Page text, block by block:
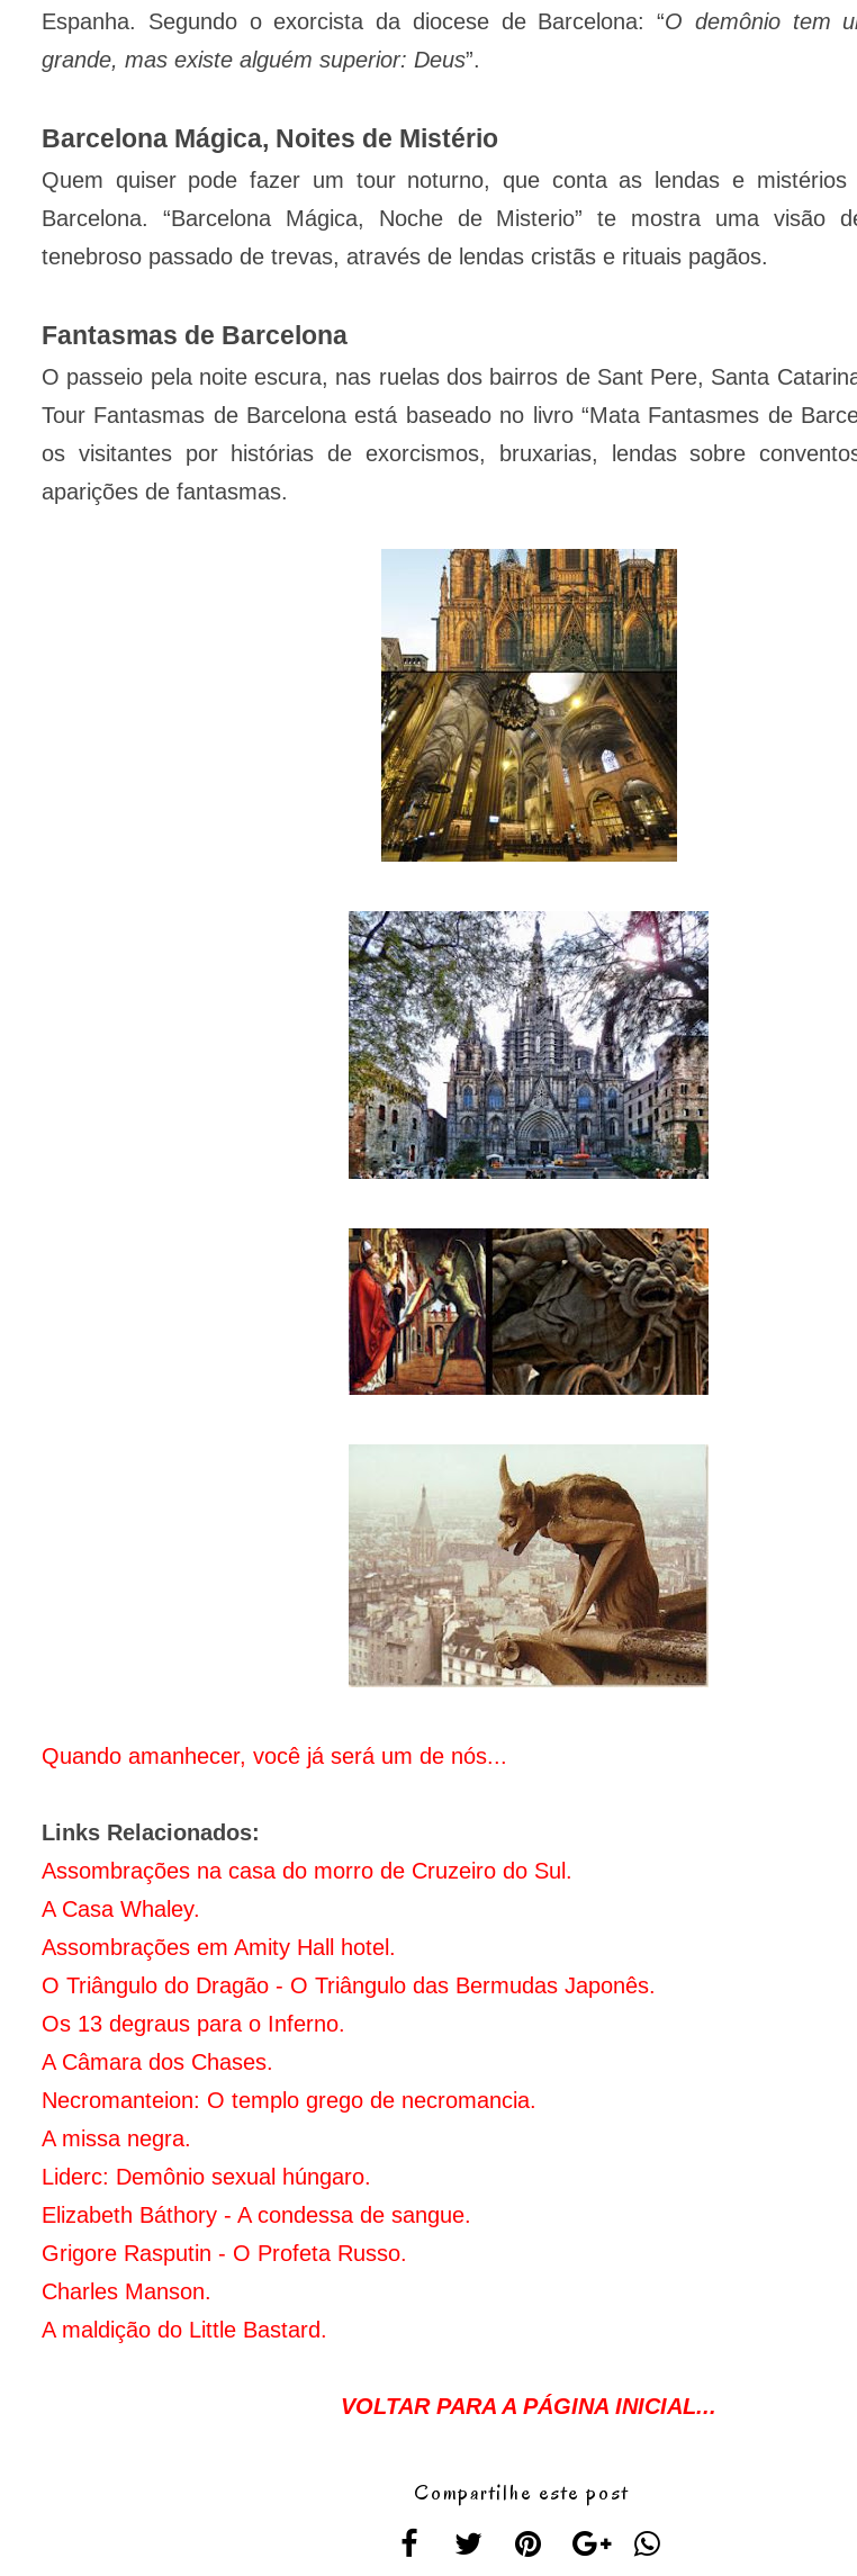
Espanha. Segundo o exorcista da diocese de Barcelona: “O demônio tem
grande, mas existe alguém superior: Deus”.
Barcelona Mágica, Noites de Mistério
Quem quiser pode fazer um tour noturno, que conta as lendas e mistérios
Barcelona. “Barcelona Mágica, Noche de Misterio” te mostra uma visão
tenebroso passado de trevas, através de lendas cristãs e rituais pagãos.
Fantasmas de Barcelona
O passeio pela noite escura, nas ruelas dos bairros de Sant Pere, Santa
Tour Fantasmas de Barcelona está baseado no livro “Mata Fantasmes de
os visitantes por histórias de exorcismos, bruxarias, lendas sobre
aparições de fantasmas.
Quando amanhecer, você já será um de nós...
Links Relacionados:
Assombrações na casa do morro de Cruzeiro do Sul .
A Casa Whaley.
Assombrações em Amity Hall hotel.
O Triângulo do Dragão - O Triângulo das Bermudas Japonês.
Os 13 degraus para o Inferno.
A Câmara dos Chases.
Necromanteion: O templo grego de necromancia.
A missa negra.
Liderc: Demônio sexual húngaro.
Elizabeth Báthory - A condessa de sangue.
Grigore Rasputin - O Profeta Russo.
Charles Manson.
A maldição do Little Bastard.
VOLTAR PARA A PÁGINA INICIAL...
Compartilhe este post